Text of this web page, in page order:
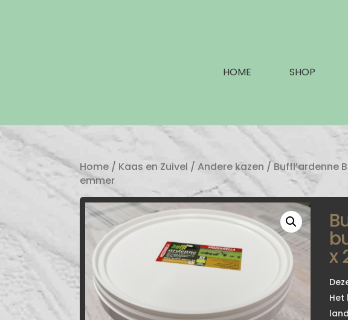
HOME SHOP
Home / Kaas en Zuivel / Andere kazen / Buffl’ardenne
emmer
x
Het